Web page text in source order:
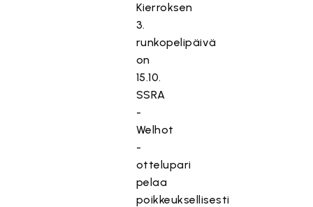
Kierroksen
3.
runkopelipäivä
on
15.10.
SSRA
-
Welhot
-
ottelupari
pelaa
poikkeuksellisesti